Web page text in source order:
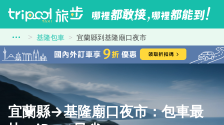
基隆包車 宜蘭縣到基隆廟口夜市
宜蘭縣→基隆廟口夜市：包車最